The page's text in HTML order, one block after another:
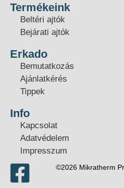
Termékeink
Beltéri ajtók
Bejárati ajtók
Erkado
Bemutatkozás
Ajánlatkérés
Tippek
Info
Kapcsolat
Adatvédelem
Impresszum
©2026 Mikratherm